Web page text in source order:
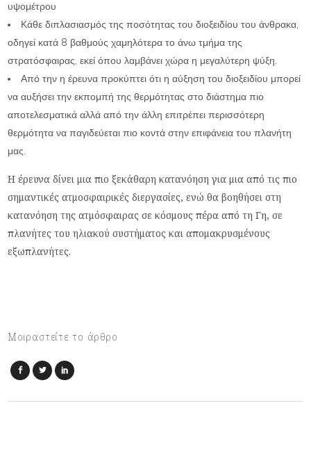
υψομέτρου
Κάθε διπλασιασμός της ποσότητας του διοξειδίου του άνθρακα,
οδηγεί κατά 8 βαθμούς χαμηλότερα το άνω τμήμα της
στρατόσφαιρας, εκεί όπου λαμβάνει χώρα η μεγαλύτερη ψύξη.
Από την η έρευνα προκύπτει ότι η αύξηση του διοξειδίου μπορεί
να αυξήσει την εκπομπή της θερμότητας στο διάστημα πιο
αποτελεσματικά αλλά από την άλλη επιτρέπει περισσότερη
θερμότητα να παγιδεύεται πιο κοντά στην επιφάνεια του πλανήτη
μας.
Η έρευνα δίνει μια πιο ξεκάθαρη κατανόηση για μια από τις πιο
σημαντικές ατμοσφαιρικές διεργασίες, ενώ θα βοηθήσει στη
κατανόηση της ατμόσφαιρας σε κόσμους πέρα από τη Γη, σε
πλανήτες του ηλιακού συστήματος και απομακρυσμένους
εξωπλανήτες.
Μοιραστείτε το άρθρο